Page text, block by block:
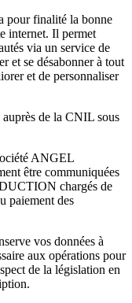
pour finalité la bonne
internet. Il permet
via un service de
et se désabonner à tout
et de personnaliser
de la CNIL sous
ANGEL
être communiquées
chargés de
paiement des
vos données à
aux opérations pour
de la législation en